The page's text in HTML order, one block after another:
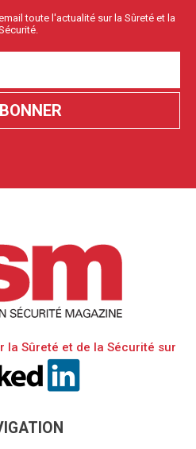
toute l'actualité sur la Sûreté et la
la Sûreté et de la Sécurité sur